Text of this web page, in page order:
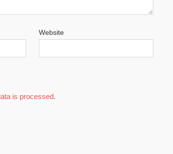
Website
is processed.